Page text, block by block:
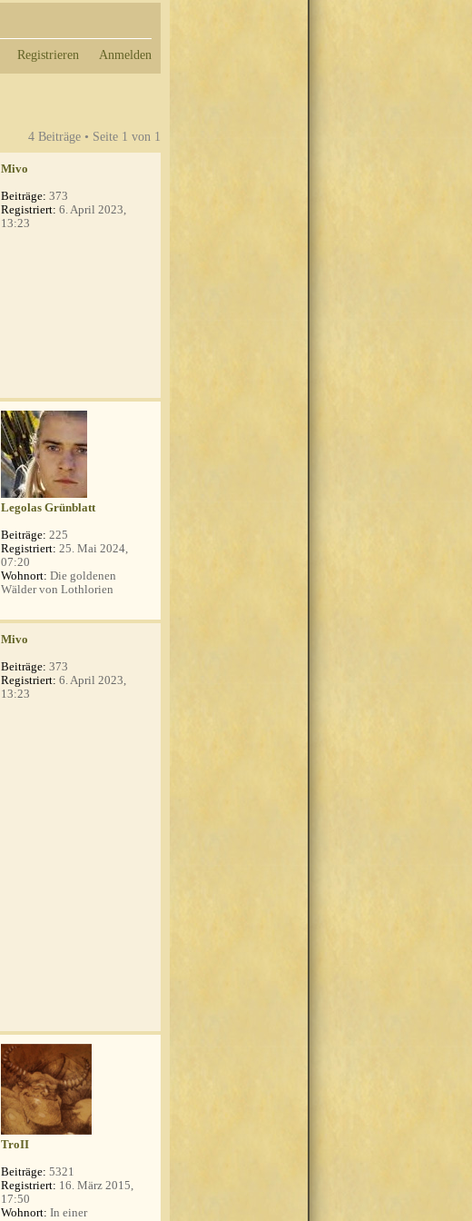
Registrieren Anmelden
4 Beiträge • Seite 1 von 1
Mivo
Beiträge: 373
Registriert: 6. April 2023,
13:23
Legolas Grünblatt
Beiträge: 225
Registriert: 25. Mai 2024,
07:20
Wohnort: Die goldenen
Wälder von Lothlorien
Mivo
Beiträge: 373
Registriert: 6. April 2023,
13:23
TroII
Beiträge: 5321
Registriert: 16. März 2015,
17:50
Wohnort: In einer